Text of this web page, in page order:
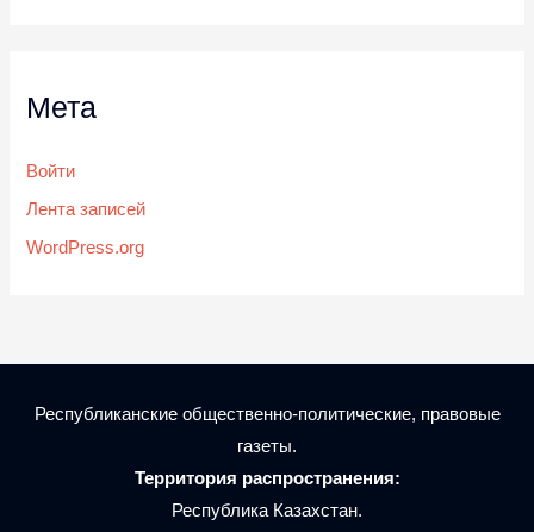
Мета
Войти
Лента записей
WordPress.org
Республиканские общественно-политические, правовые
газеты.
Территория распространения:
Республика Казахстан.